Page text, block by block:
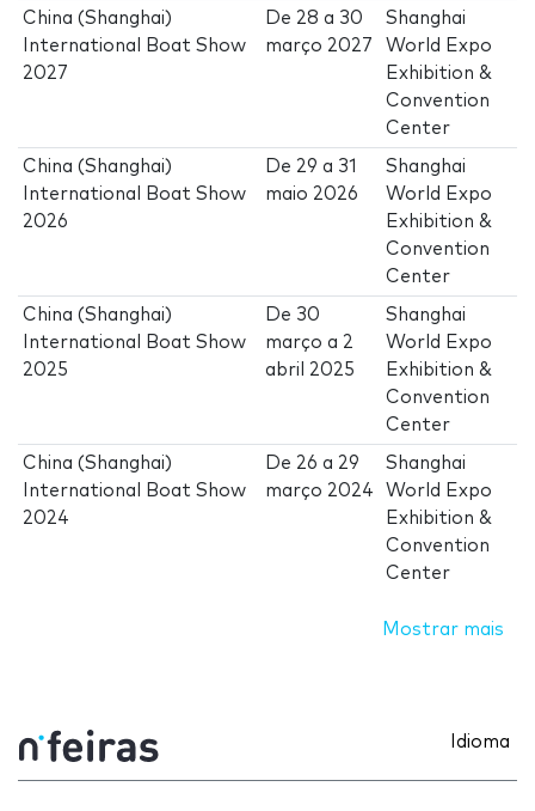
China (Shanghai)
International Boat Show
2027
De 28 a 30
março 2027
Shanghai
World Expo
Exhibition &
Convention
Center
China (Shanghai)
International Boat Show
2026
De 29 a 31
maio 2026
Shanghai
World Expo
Exhibition &
Convention
Center
China (Shanghai)
International Boat Show
2025
De 30
março a 2
abril 2025
Shanghai
World Expo
Exhibition &
Convention
Center
China (Shanghai)
International Boat Show
2024
De 26 a 29
março 2024
Shanghai
World Expo
Exhibition &
Convention
Center
Mostrar mais
Idioma